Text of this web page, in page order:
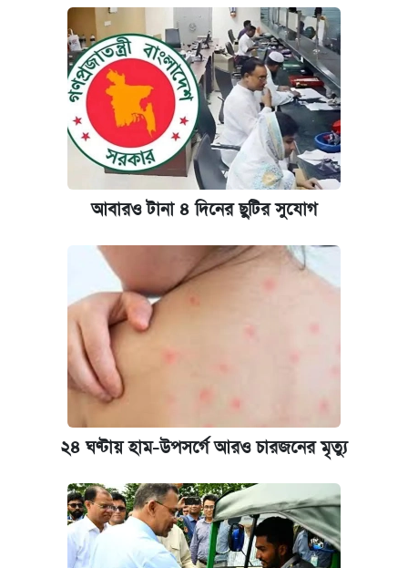
আবারও টানা ৪ দিনের ছুটির সুযোগ
২৪ ঘণ্টায় হাম-উপসর্গে আরও চারজনের মৃত্যু